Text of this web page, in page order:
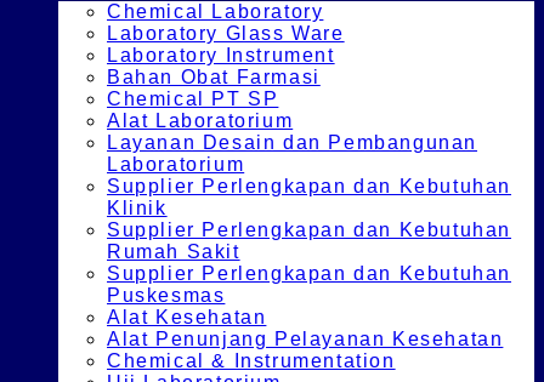
Chemical Laboratory
Laboratory Glass Ware
Laboratory Instrument
Bahan Obat Farmasi
Chemical PT SP
Alat Laboratorium
Layanan Desain dan Pembangunan
Laboratorium
Supplier Perlengkapan dan Kebutuhan
Klinik
Supplier Perlengkapan dan Kebutuhan
Rumah Sakit
Supplier Perlengkapan dan Kebutuhan
Puskesmas
Alat Kesehatan
Alat Penunjang Pelayanan Kesehatan
Chemical & Instrumentation